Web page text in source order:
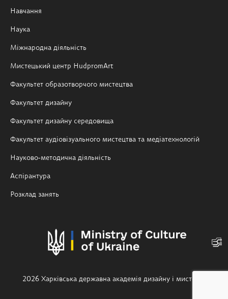
Навчання
Наука
Міжнародна діяльність
Мистецький центр HudpromArt
Факультет образотворчого мистецтва
Факультет дизайну
Факультет дизайну середовища
Факультет аудіовізуального мистецтва та медіатехнологій
Науково-методична діяльність
Аспірантура
Розклад занять
2026 Харківська державна академія дизайну і мистецтв